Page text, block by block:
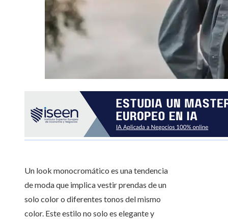
Un look monocromático es una tendencia
de moda que implica vestir prendas de un
solo color o diferentes tonos del mismo
color. Este estilo no solo es elegante y